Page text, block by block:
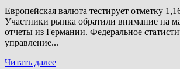
Европейская валюта тестирует отметку
Участники рынка обратили внимание на
отчеты из Германии. Федеральное
управление...
Читать далееПрочитать